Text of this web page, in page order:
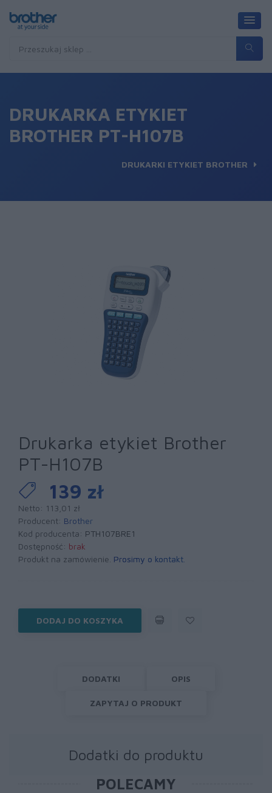
DRUKARKA ETYKIET
BROTHER PT-H107B
DRUKARKI ETYKIET BROTHER
Drukarka etykiet Brother
PT-H107B
139 zł
Netto: 113,01 zł
Producent: Brother
Kod producenta: PTH107BRE1
Dostępność: brak
Produkt na zamówienie. Prosimy o kontakt
DODAJ DO KOSZYKA
DODATKI OPIS
ZAPYTAJ O PRODUKT
Dodatki do produktu
POLECAMY